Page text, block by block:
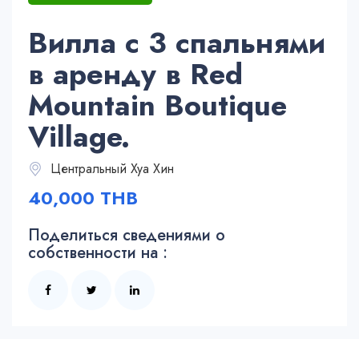
Вилла с 3 спальнями
в аренду в Red
Mountain Boutique
Village.
Центральный Хуа Хин
40,000 THB
Поделиться сведениями о
собственности на :